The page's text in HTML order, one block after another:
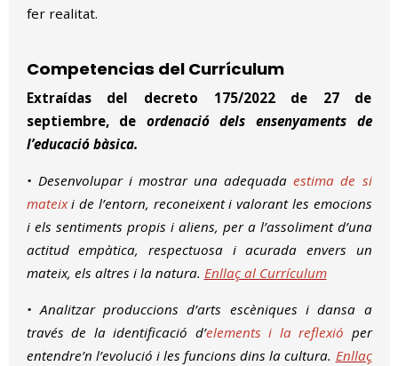
fer realitat.
Competencias delCurrículum
Extraídas del decreto 175/2022 de 27 de
septiembre, de ordenació dels ensenyaments de
l’educació bàsica.
• Desenvolupar i mostrar una adequadaestima de si
mateixi de l’entorn, reconeixent i valorant les emocions
i els sentiments propis i aliens, per a l’assoliment d’una
actitud empàtica, respectuosa i acurada envers un
mateix, els altres i la natura. Enllaç al Currículum
• Analitzar produccions d’arts escèniques i dansa a
través de la identificació d’elements i la reflexió per
entendre’n l’evolució i les funcions dins la cultura. Enllaç